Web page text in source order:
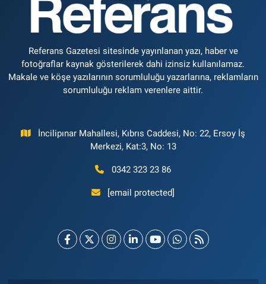
Referans Gazetesi sitesinde yayınlanan yazı, haber ve
fotoğraflar kaynak gösterilerek dahi izinsiz kullanılamaz.
Makale ve köşe yazılarının sorumluluğu yazarlarına, reklamların
sorumluluğu reklam verenlere aittir.
İncilipınar Mahallesi, Kıbrıs Caddesi, No: 22, Ersoy İş
Merkezi, Kat:3, No: 13
0342 323 23 86
[email protected]